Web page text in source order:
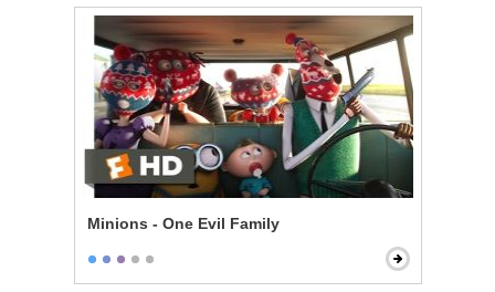
Minions - One Evil Family